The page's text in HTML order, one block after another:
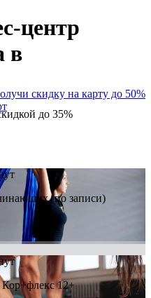
скидку на карту до 50%
центр
в
до 35%
(по записи)
Кор+флекс 12+